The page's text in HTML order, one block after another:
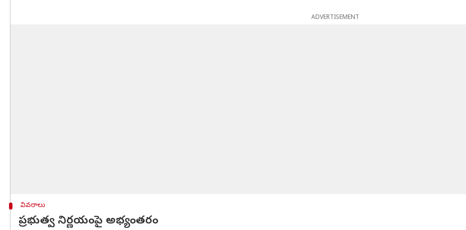
ADVERTISEMENT
వివరాలు
ప్రభుత్వ నిర్ణయంపై అభ్యంతరం